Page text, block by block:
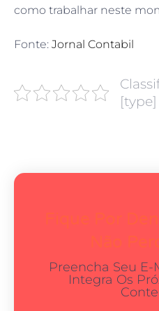
como trabalhar neste
Fonte: Jornal Contabil
[type]
Preencha Seu E-
Integra Os